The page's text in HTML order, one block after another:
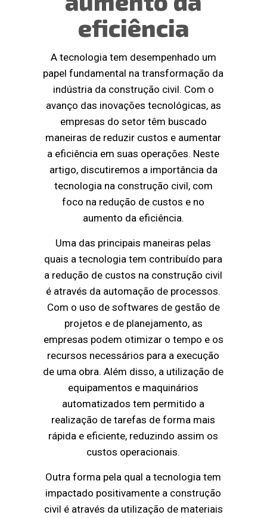
eficiência
A tecnologia tem desempenhado um
papel fundamental na transformação da
indústria da construção civil. Com o
avanço das inovações tecnológicas, as
empresas do setor têm buscado
maneiras de reduzir custos e aumentar
a eficiência em suas operações. Neste
artigo, discutiremos a importância da
tecnologia na construção civil, com
foco na redução de custos e no
aumento da eficiência.
Uma das principais maneiras pelas
quais a tecnologia tem contribuído para
a redução de custos na construção civil
é através da automação de processos.
Com o uso de softwares de gestão de
projetos e de planejamento, as
empresas podem otimizar o tempo e os
recursos necessários para a execução
de uma obra. Além disso, a utilização de
equipamentos e maquinários
automatizados tem permitido a
realização de tarefas de forma mais
rápida e eficiente, reduzindo assim os
custos operacionais.
Outra forma pela qual a tecnologia tem
impactado positivamente a construção
civil é através da utilização de materiais